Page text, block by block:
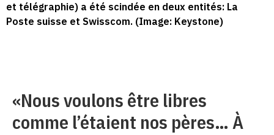
et télégraphie) a été scindée en deux entités: La
Poste suisse et Swisscom. (Image: Keystone)
«Nous voulons être libres
comme l’étaient nos pères… À